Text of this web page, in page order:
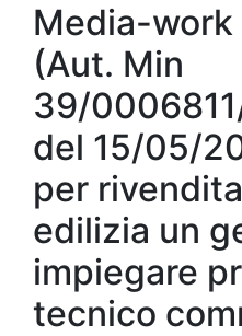
Media-work
(Aut. Min
39/
del 15/05/
per
edilizia un
impiegare
tecnico